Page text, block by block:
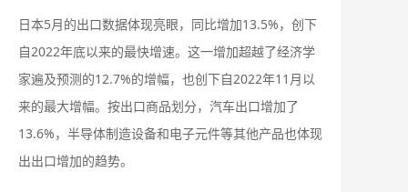
日本5月的出口数据体现亮眼，同比增加13.5%，创下
自2022年底以来的最快增速。这一增加超越了经济学
家遍及预测的12.7%的增幅，也创下自2022年11月以
来的最大增幅。按出口商品划分，汽车出口增加了
13.6%，半导体制造设备和电子元件等其他产品也体现
出出口增加的趋势。